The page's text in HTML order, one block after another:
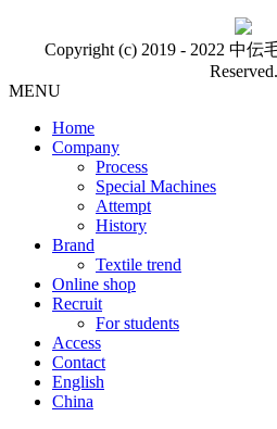
Copyright (c) 2019 - 2022 中伝
Reserved.
MENU
Home
Company
Process
Special Machines
Attempt
History
Brand
Textile trend
Online shop
Recruit
For students
Access
Contact
English
China